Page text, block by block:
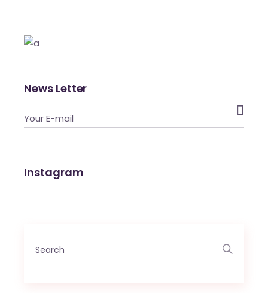
News Letter

Instagram
Search
for: